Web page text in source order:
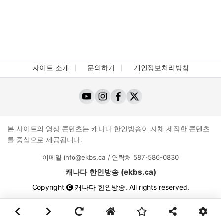
사이트 소개 문의하기 개인정보처리방침
본 사이트의 영상 콘텐츠는 캐나다 한인방송이 자체 제작한 콘텐츠
를 중심으로 제공됩니다.
이메일 info@ekbs.ca / 연락처 587-586-0830
캐나다 한인방송 (ekbs.ca)
Copyright 캐나다 한인방송. All rights reserved.